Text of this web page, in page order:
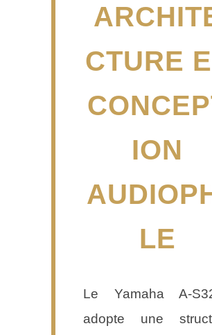
CTURE
ION
LE
Le Yamaha A-
adopte une